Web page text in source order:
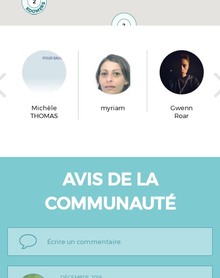
2
2
Michèle
THOMAS
myriam
Gwenn
Roar
AVIS DE LA
COMMUNAUTÉ